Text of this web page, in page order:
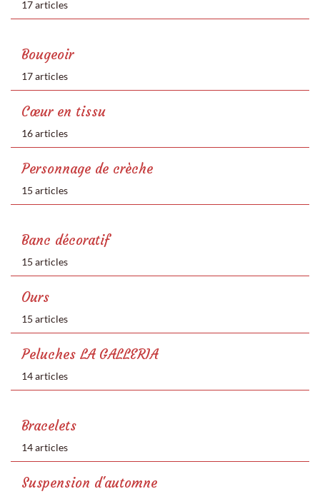
17 articles
Bougeoir
17 articles
Cœur en tissu
16 articles
Personnage de crèche
15 articles
Banc décoratif
15 articles
Ours
15 articles
Peluches LA GALLERIA
14 articles
Bracelets
14 articles
Suspension d'automne